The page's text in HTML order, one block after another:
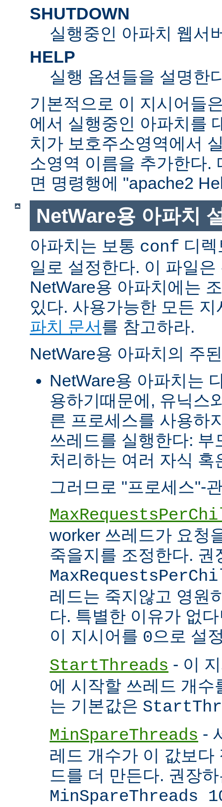
SHUTDOWN
실행중인 아파치 웹서
HELP
실행 옵션들을 설명한
기본적으로 이 지시어들
에서 실행중인 아파치를
치가 보호주소영역에서
소영역 이름을 추가한다.
면 명령행에 "apache2
NetWare용 아파치
아파치는 보통 conf 디
일로 설정한다. 이 파일
NetWare용 아파치에는
있다. 사용가능한 모든
파치 문서를 참고하라.
NetWare용 아파치의 주
NetWare용 아파치는
용하기때문에, 유닉스
른 프로세스를 사용하
쓰레드를 실행한다: 부
처리하는 여러 자식 혹
그러므로 "프로세스"-
worker 쓰레드가 요청
죽을지를 조정한다. 권
레드는 죽지않고 영원
다. 특별한 이유가 없
이 지시어를 0으로 설
StartThreads - 이
에 시작할 쓰레드 개수
는 기본값은
MinSpareThreads -
레드 개수가 이 값보다
드를 더 만든다. 권장
MinSpareThreads